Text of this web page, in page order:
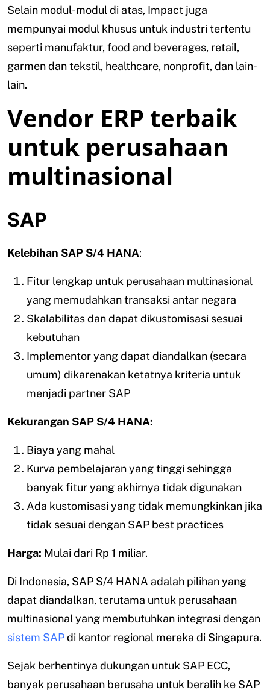
Selain modul-modul di atas, Impact juga
mempunyai modul khusus untuk industri tertentu
seperti manufaktur, food and beverages, retail,
garmen dan tekstil, healthcare, nonprofit, dan lain-
lain.
Vendor ERP terbaik
untuk perusahaan
multinasional
SAP
Kelebihan SAP S/4 HANA:
Fitur lengkap untuk perusahaan multinasional
yang memudahkan transaksi antar negara
Skalabilitas dan dapat dikustomisasi sesuai
kebutuhan
Implementor yang dapat diandalkan (secara
umum) dikarenakan ketatnya kriteria untuk
menjadi partner SAP
Kekurangan SAP S/4 HANA:
Biaya yang mahal
Kurva pembelajaran yang tinggi sehingga
banyak fitur yang akhirnya tidak digunakan
Ada kustomisasi yang tidak memungkinkan jika
tidak sesuai dengan SAP best practices
Harga: Mulai dari Rp 1 miliar.
Di Indonesia, SAP S/4 HANA adalah pilihan yang
dapat diandalkan, terutama untuk perusahaan
multinasional yang membutuhkan integrasi dengan
sistem SAPdi kantor regional mereka di Singapura.
Sejak berhentinya dukungan untuk SAP ECC,
banyak perusahaan berusaha untuk beralih ke SAP